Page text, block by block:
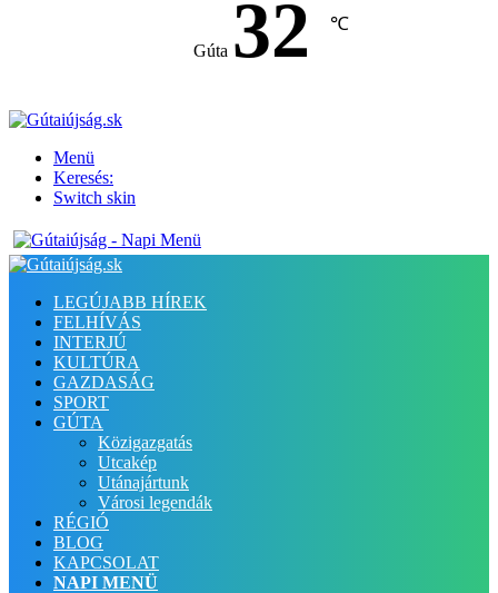
Gúta 32 ℃
Menü
Keresés:
Switch skin
LEGÚJABB HÍREK
FELHÍVÁS
INTERJÚ
KULTÚRA
GAZDASÁG
SPORT
GÚTA
Közigazgatás
Utcakép
Utánajártunk
Városi legendák
RÉGIÓ
BLOG
KAPCSOLAT
NAPI MENÜ